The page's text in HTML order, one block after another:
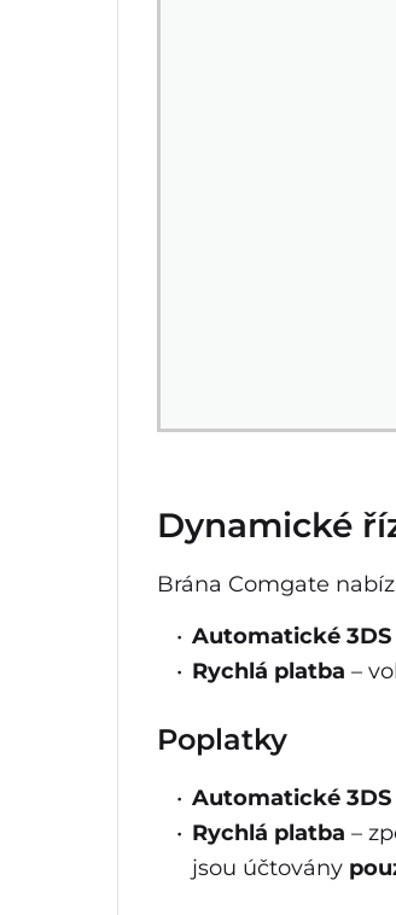
Dynamické
Brána Comgate
Automatické 3DS
Rychlá platba –
Poplatky
Automatické 3DS
Rychlá platba –
jsou účtovány